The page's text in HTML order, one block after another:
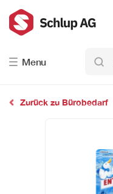
Menu
Zurück zu Bürobedarf